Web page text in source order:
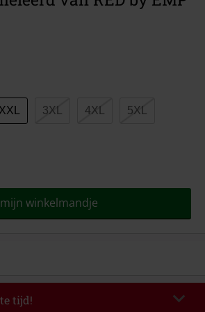
XXL 3XL 4XL 5XL
winkelmandje
tijd!